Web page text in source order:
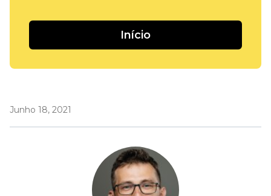
Início
Junho 18, 2021